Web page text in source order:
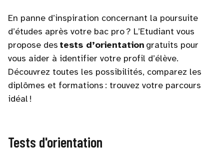
En panne d’inspiration concernant la poursuite
d’études après votre bac pro ? L’Etudiant vous
propose des tests d’orientation gratuits pour
vous aider à identifier votre profil d’élève.
Découvrez toutes les possibilités, comparez les
diplômes et formations : trouvez votre parcours
idéal !
Tests d'orientation